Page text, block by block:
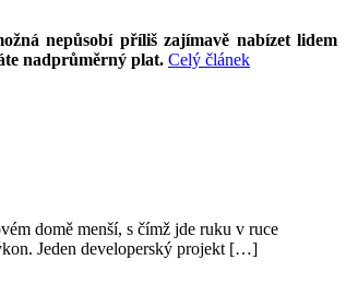
nepůsobí příliš zajímavě nabízet lidem
nadprůměrný plat. Celý článek
domě menší, s čímž jde ruku v ruce
Jeden developerský projekt […]